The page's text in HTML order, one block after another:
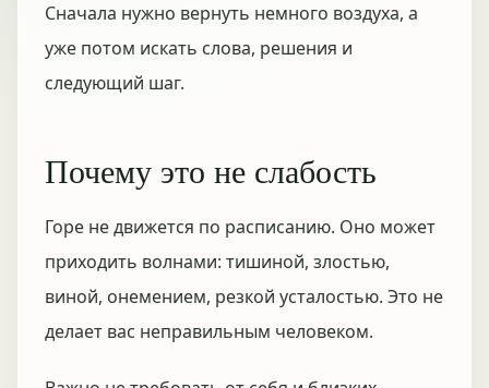
Сначала нужно вернуть немного воздуха, а
уже потом искать слова, решения и
следующий шаг.
Почему это не слабость
Горе не движется по расписанию. Оно может
приходить волнами: тишиной, злостью,
виной, онемением, резкой усталостью. Это не
делает вас неправильным человеком.